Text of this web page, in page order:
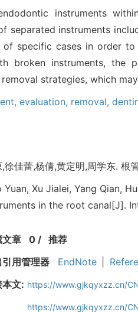
instruments
separated instruments
specific cases in order
broken instruments, the
strategies, which
evaluation, removal,
,徐佳蕾,杨倩,黄定明,周学东.
Yuan, Xu Jialei, Yang Qian,
in the root canal[J].
文章 0/ 推荐
引用管理器
EndNote
文: https://www.gjkqyxzz.cn/
https://www.gjkqyxzz.cn/